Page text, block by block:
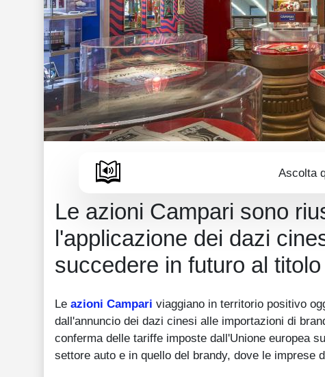
Ascolta
Le azioni Campari sono
l'applicazione dei dazi
succedere in futuro al
Le azioni Campari viaggiano in territorio positivo
dall'annuncio dei dazi cinesi alle importazioni di
conferma delle tariffe imposte dall'Unione europea
settore auto e in quello del brandy, dove le imprese